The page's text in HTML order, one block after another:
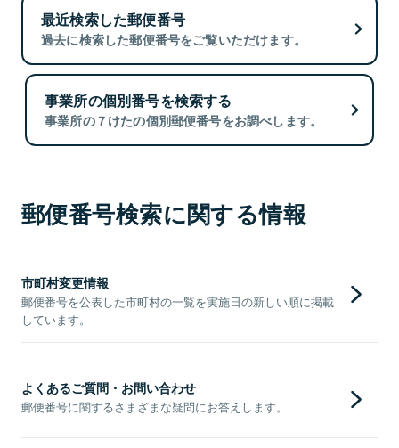
最近検索した郵便番号
過去に検索した郵便番号をご覧いただけます。
事業所の個別番号を検索する
事業所の７けたの個別郵便番号をお調べします。
郵便番号検索に関する情報
市町村変更情報
郵便番号を公表した市町村の一覧を実施日の新しい順に掲載
しています。
よくあるご質問・お問い合わせ
郵便番号に関するさまざまな疑問にお答えします。